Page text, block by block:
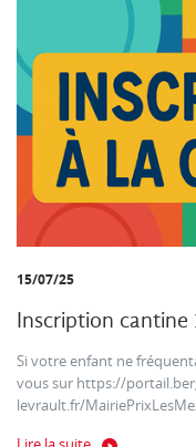
15/07/25
Inscription
Si votre enfant ne
vous sur https://
levrault.fr/